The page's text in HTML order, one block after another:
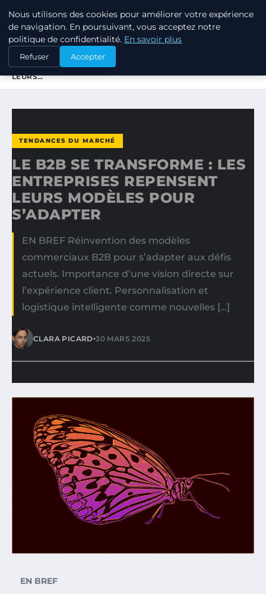
TUEZ-LES TOUS
ACCUEIL
TENDANCES DU MARCHÉ
LE B2B SE TRANSFORME : LES ENTREPRISES REPENSENT
LEURS…
TENDANCES DU MARCHÉ
LE B2B SE TRANSFORME : LES
ENTREPRISES REPENSENT
LEURS MODÈLES POUR
S’ADAPTER
EN BREF Réinvention des modèles
commerciaux B2B pour s’adapter aux défis
actuels. Importance d’une vision directe sur
l’expérience client. Personnalisation et
logistique intelligente comme nouvelles […]
CLARA PICARD•30 MARS 2025
EN BREF
Nous utilisons des cookies pour améliorer votre expérience
de navigation. En poursuivant, vous acceptez notre
politique de confidentialité. En savoir plus
Refuser Accepter